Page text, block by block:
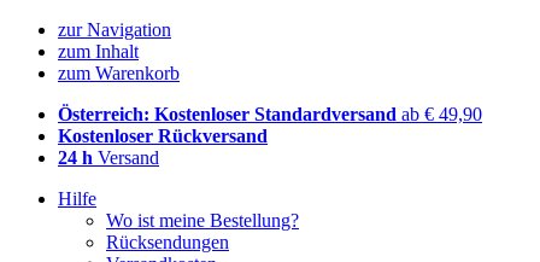
zur Navigation
zum Inhalt
zum Warenkorb
Österreich: Kostenloser Standardversand ab € 49,90
Kostenloser Rückversand
24 h Versand
Hilfe
Wo ist meine Bestellung?
Rücksendungen